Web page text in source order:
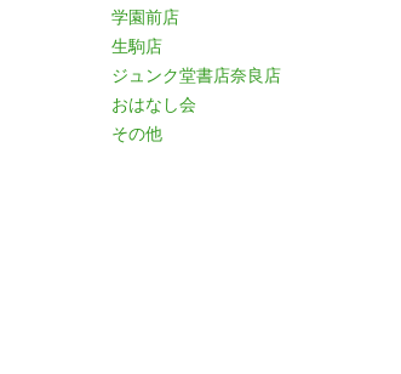
学園前店
生駒店
ジュンク堂書店奈良店
おはなし会
その他